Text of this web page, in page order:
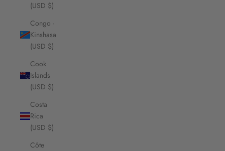
(USD $)
Congo -
Kinshasa
(USD $)
Cook
Islands
(USD $)
Costa
Rica
(USD $)
Côte